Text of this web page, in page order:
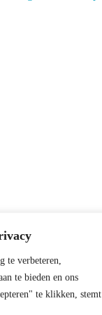
te verbeteren,
te bieden en ons
te klikken, stemt
Adres